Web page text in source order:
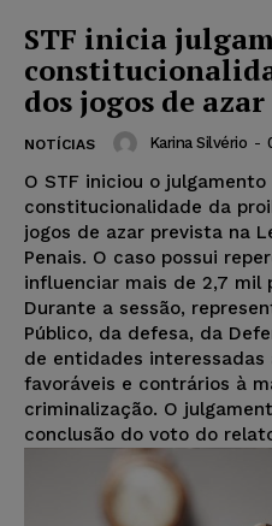
STF inicia
dos jogos de
NOTÍCIAS Karina Silvério -
O STF iniciou o
constitucionalidade da
jogos de azar prevista na
Penais. O caso possui
influenciar mais de 2,7 mil
Durante a sessão,
Público, da defesa, da
de entidades
favoráveis e contrários à
criminalização. O
conclusão do voto do